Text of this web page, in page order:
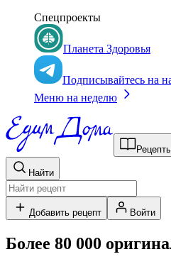
Спецпроекты
Планета Здоровья
Подписывайтесь на
Меню на неделю
Найти
Добавить рецепт Войти
Более 80 000